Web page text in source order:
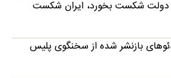
دولت شکست بخورد، ایران شکست
بازنشر شده از سخنگوی پلیس